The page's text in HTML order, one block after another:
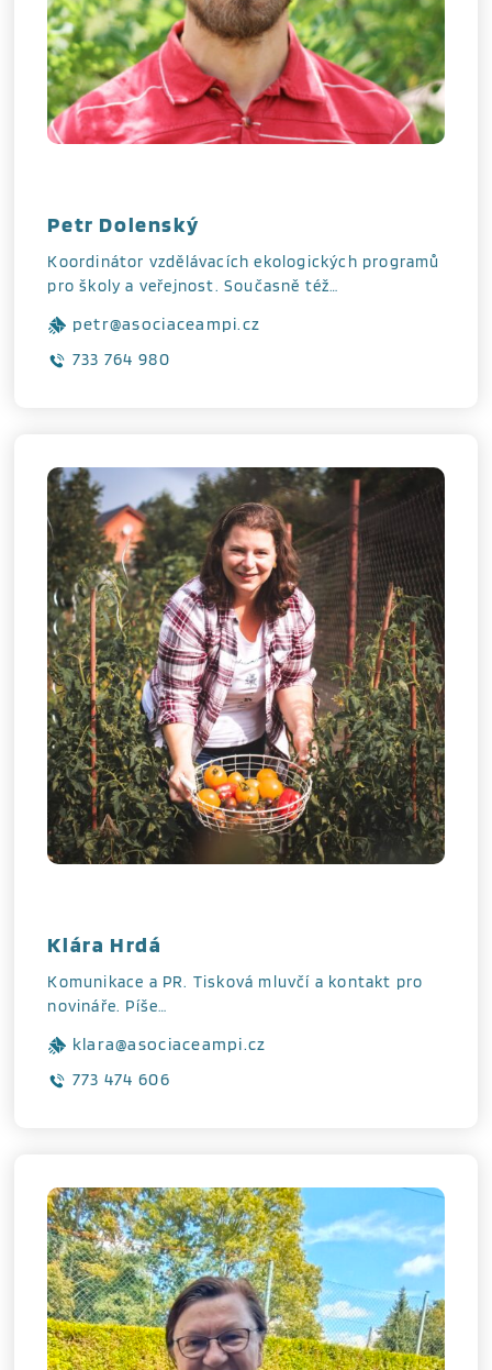
Petr Dolenský
Koordinátor vzdělávacích ekologických programů
pro školy a veřejnost. Současně též…
petr@asociaceampi.cz
733 764 980
Klára Hrdá
Komunikace a PR. Tisková mluvčí a kontakt pro
novináře. Píše…
klara@asociaceampi.cz
773 474 606